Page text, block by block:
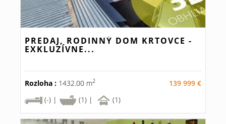
PREDAJ, RODINNÝ DOM KRTOVCE -
EXKLUZÍVNE...
Rozloha : 1432.00 m2
139 999 €
(-) |
(1) | (1)